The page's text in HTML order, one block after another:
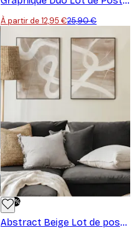
À partir de 12,95 €25,90 €
-50%
Abstract Beige Lot de posters